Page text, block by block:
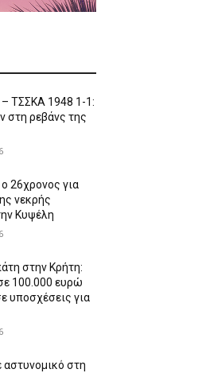
– ΤΣΣΚΑ 1948 1-1:
στη ρεβάνς της
26χρονος για
νεκρής
Κυψέλη
στην Κρήτη:
100.000 ευρώ
υποσχέσεις για
αστυνομικό στη